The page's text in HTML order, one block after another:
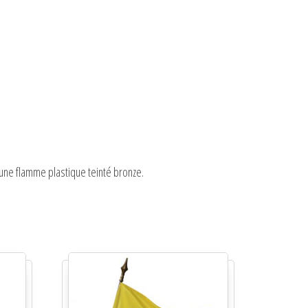
flamme plastique teinté bronze.